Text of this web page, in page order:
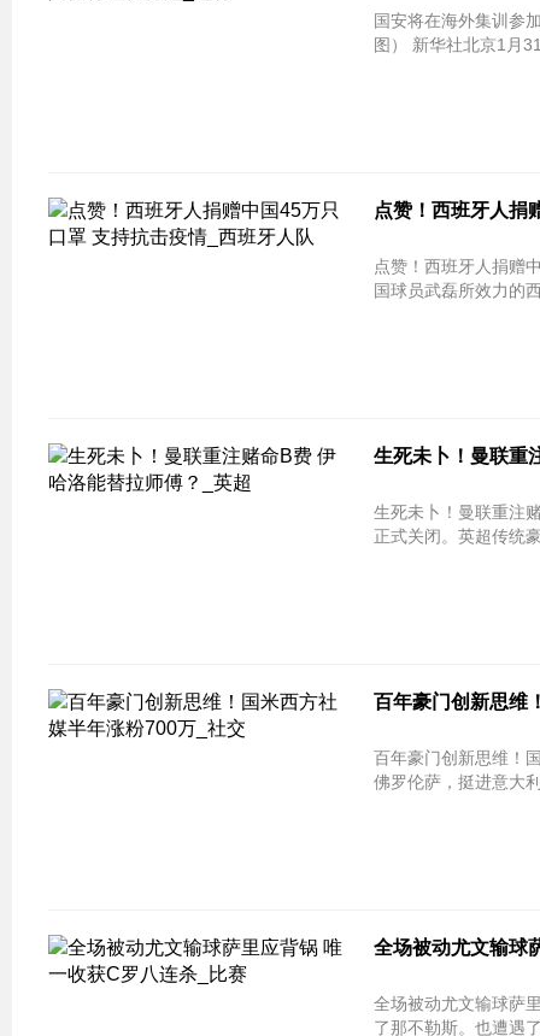
国安将在海外集训参
图） 新华社北京1月
点赞！西班牙人捐
点赞！西班牙人捐赠中国45万
国球员武磊所效力的
生死未卜！曼联重
生死未卜！曼联重注赌命B费 伊哈洛
正式关闭。英超传统
百年豪门创新思维
百年豪门创新思维！国米西方社媒半
佛罗伦萨，挺进意大
全场被动尤文输球
全场被动尤文输球萨里应背锅 唯一
了那不勒斯。也遭遇